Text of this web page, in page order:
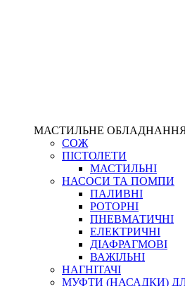
МАСТИЛЬНЕ
СОЖ
ПІСТОЛЕТИ
МАСТИЛЬНІ
НАСОСИ ТА ПОМПИ
ПАЛИВНІ
РОТОРНІ
ПНЕВМАТИЧНІ
ЕЛЕКТРИЧНІ
ДІАФРАГМОВІ
ВАЖІЛЬНІ
НАГНІТАЧІ
МУФТИ (НАСАДКИ)